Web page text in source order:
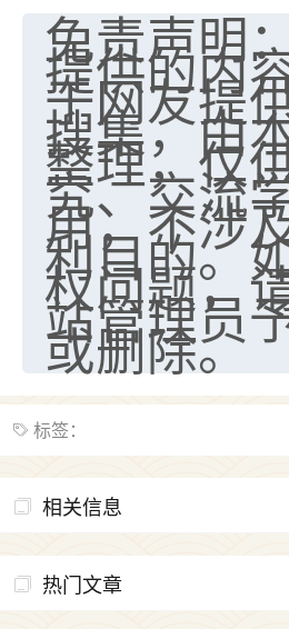
免责声明
提供的内
于网友提
搜集，由
整理，仅
究、交流
用，不涉
利目的。
权问题，
站管理员
或删除。
标签：
相关信息
热门文章